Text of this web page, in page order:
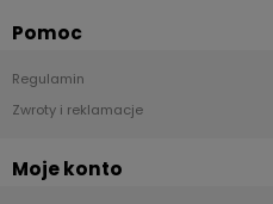
Pomoc
Regulamin
Zwroty i reklamacje
Moje konto